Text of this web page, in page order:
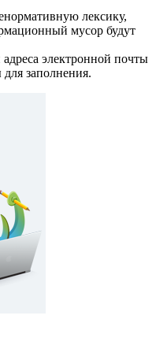
лексику,
мусор будут
электронной почты
заполнения.